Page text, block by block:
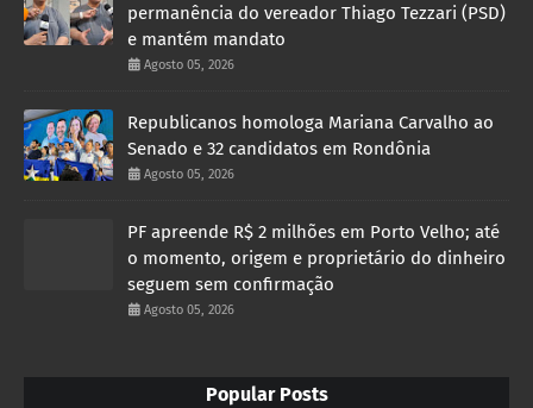
permanência do vereador Thiago Tezzari (PSD)
e mantém mandato
Agosto 05, 2026
Republicanos homologa Mariana Carvalho ao
Senado e 32 candidatos em Rondônia
Agosto 05, 2026
PF apreende R$ 2 milhões em Porto Velho; até
o momento, origem e proprietário do dinheiro
seguem sem confirmação
Agosto 05, 2026
Popular Posts